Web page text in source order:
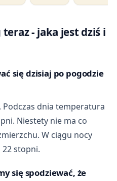
- jaka jest dziś i
się dzisiaj po pogodzie
dnia temperatura
Niestety nie ma co
W ciągu nocy
stopni.
się spodziewać, że